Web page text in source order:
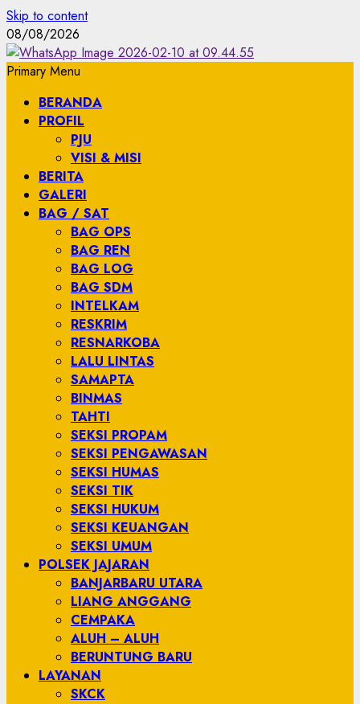
Skip to content
08/08/2026
Primary Menu
BERANDA
PROFIL
PJU
VISI & MISI
BERITA
GALERI
BAG / SAT
BAG OPS
BAG REN
BAG LOG
BAG SDM
INTELKAM
RESKRIM
RESNARKOBA
LALU LINTAS
SAMAPTA
BINMAS
TAHTI
SEKSI PROPAM
SEKSI PENGAWASAN
SEKSI HUMAS
SEKSI TIK
SEKSI HUKUM
SEKSI KEUANGAN
SEKSI UMUM
POLSEK JAJARAN
BANJARBARU UTARA
LIANG ANGGANG
CEMPAKA
ALUH – ALUH
BERUNTUNG BARU
LAYANAN
SKCK